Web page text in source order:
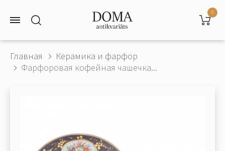
0
Главная
Керамика и фарфор
Фарфоровая кофейная чашечка...